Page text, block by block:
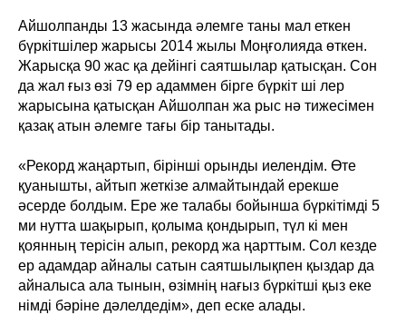
Айшолпанды 13 жасында әлемге таны мал еткен
бүркітшілер жарысы 2014 жылы Моңғолияда өткен.
Жарысқа 90 жас қа дейінгі саятшылар қатысқан. Сон
да жал ғыз өзі 79 ер адаммен бірге бүркіт ші лер
жарысына қатысқан Айшолпан жа рыс нә тижесімен
қазақ атын әлемге тағы бір танытады.
«Рекорд жаңартып, бірінші орынды иелендім. Өте
қуанышты, айтып жеткізе алмайтындай ерекше
әсерде болдым. Ере же талабы бойынша бүркітімді 5
ми нутта шақырып, қолыма қондырып, түл кі мен
қоянның терісін алып, рекорд жа ңарттым. Сол кезде
ер адамдар айналы сатын саятшылықпен қыздар да
айналыса ала тынын, өзімнің нағыз бүркітші қыз еке
німді бәріне дәлелдедім», деп еске алады.